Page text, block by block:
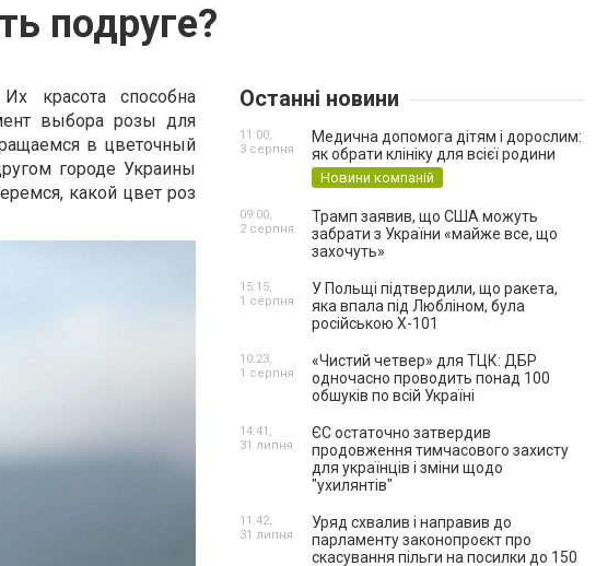
подруге?
красота способна
выбора розы для
в цветочный
городе Украины
какой цвет роз
Останні новини
Медична допомога дітям і дорослим:
як обрати клініку для всієї родини
Новини компаній
11:00,
3 серпня
Трамп заявив, що США можуть
забрати з України «майже все, що
захочуть»
09:00,
2 серпня
У Польщі підтвердили, що ракета,
яка впала під Любліном, була
російською Х-101
15:15,
1 серпня
«Чистий четвер» для ТЦК: ДБР
одночасно проводить понад 100
обшуків по всій Україні
10:23,
1 серпня
ЄС остаточно затвердив
продовження тимчасового захисту
для українців і зміни щодо
"ухилянтів"
14:41,
31 липня
Уряд схвалив і направив до
парламенту законопроєкт про
скасування пільги на посилки до 150
11:42,
31 липня